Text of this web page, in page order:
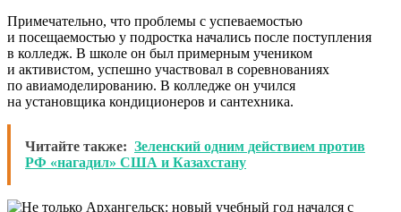
Примечательно, что проблемы с успеваемостью
и посещаемостью у подростка начались после поступления
в колледж. В школе он был примерным учеником
и активистом, успешно участвовал в соревнованиях
по авиамоделированию. В колледже он учился
на установщика кондиционеров и сантехника.
Читайте также: Зеленский одним действием против
РФ «нагадил» США и Казахстану